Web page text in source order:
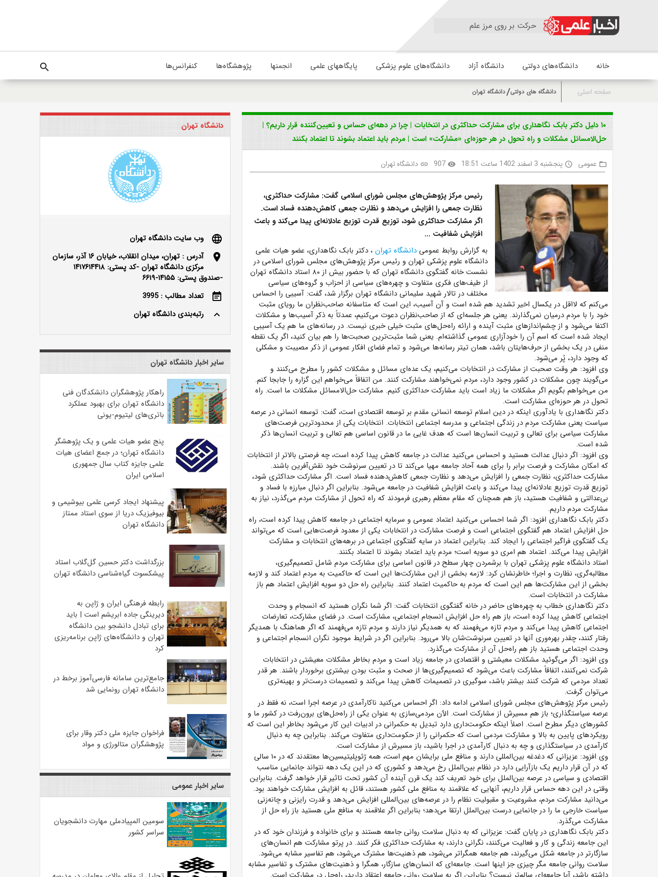
حرکت بر روی مرز علم
خانه دانشگاه‌های دولتی دانشگاه آزاد دانشگاه‌های علوم پزشکی پایگاههای علمی انجمنها پژوهشگاه‌ها کنفرانس‌ها search
صفحه اصلی دانشگاه های دولتی دانشگاه تهران
۱۰ دلیل دکتر بابک نگاهداری برای مشارکت حداکثری در انتخابات | چرا در دهه‌ای حساس و تعیین‌کننده قرار داریم؟ |
حل‌الامسائل مشکلات و راه تحول در هر حوزه‌ای «مشارکت» است | مردم باید اعتماد بشوند تا اعتماد بکنند
folder_open عمومی access_time پنجشنبه 3 اسفند 1402 ساعت 18:51 visibility
907
link دانشگاه تهران
رئیس مرکز پژوهش‌های مجلس شورای اسلامی گفت: مشارکت حداکثری،
نظارت جمعی را افزایش می‌دهد و نظارت جمعی کاهش‌دهنده فساد است.
اگر مشارکت حداکثری شود، توزیع قدرت توزیع عادلانه‌ای پیدا می‌کند و باعث
افزایش شفافیت ...
به گزارش روابط عمومی دانشگاه تهران ، دکتر بابک نگاهداری، عضو هیات علمی
دانشگاه علوم پزشکی تهران و رئیس مرکز پژوهش‌های مجلس شورای اسلامی در
نشست خانه گفتگوی دانشگاه تهران که با حضور بیش از ۸۰ استاد دانشگاه تهران
از طیف‌های فکری متفاوت و چهره‌های سیاسی از احزاب و گروه‌های سیاسی
مختلف در تالار شهید سلیمانی دانشگاه تهران برگزار شد، گفت: آسیبی را احساس
می‌کنم که لااقل در یکسال اخیر تشدید هم شده است و آن آسیب، این است که متاسفانه صاحب‌نظران ما رویای مثبت
خود را با مردم درمیان نمی‌گذارند. یعنی هر جلسه‌ای که از صاحب‌نظران دعوت می‌کنیم، عمدتاً به ذکر آسیب‌ها و مشکلات
اکتفا می‌شود و از چشم‌اندازهای مثبت آینده و ارائه راه‌حل‌های مثبت خیلی خبری نیست. در رسانه‌های ما هم یک آسیبی
ایجاد شده است که اسم آن را خودآزاری عمومی گذاشته‌ام. یعنی شما مثبت‌ترین صحبت‌‌ها را هم بیان کنید، اگر یک نقطه
منفی در یک بخشی از حرف‌هایتان باشد، همان تیتر رسانه‌ها می‌شود و تمام فضای افکار عمومی از ذکر مصیبت و مشکلی
که وجود دارد، پُر می‌شود.
وی افزود: هر وقت صحبت از مشارکت در انتخابات می‌کنیم، یک عده‌ای مسائل و مشکلات کشور را مطرح می‌کنند و
می‌گویند چون مشکلات در کشور وجود دارد، مردم نمی‌خواهند مشارکت کنند. من اتفاقاً می‌خواهم این گزاره را جابجا کنم.
من می‌خواهم بگویم اگر مشکلات ما زیاد است باید مشارکت حداکثری کنیم. مشارکت حل‌الامسائل مشکلات ما است. راه
تحول در هر حوزه‌ای مشارکت است.
دکتر نگاهداری با یادآوری اینکه در دین اسلام توسعه انسانی مقدم بر توسعه اقتصادی است، گفت: توسعه انسانی در عرصه
سیاست یعنی مشارکت مردم در زندگی اجتماعی و مدرسه اجتماعی انتخابات. انتخابات یکی از محدودترین فرصت‌های
مشارکت سیاسی برای تعالی و تربیت انسان‌ها است که هدف غایی ما در قانون اساسی هم تعالی و تربیت انسان‌ها ذکر
شده است.
وی افزود: اگر دنبال عدالت هستید و احساس می‌کنید عدالت در جامعه کاهش پیدا کرده است، چه فرصتی بالاتر از انتخابات
که امکان مشارکت و فرصت برابر را برای همه آحاد جامعه مهیا می‌کند تا در تعیین سرنوشت خود نقش‌آفرین باشند.
مشارکت حداکثری، نظارت جمعی را افزایش می‌دهد و نظارت جمعی کاهش‌دهنده فساد است. اگر مشارکت حداکثری شود،
توزیع قدرت توزیع عادلانه‌ای پیدا می‌کند و باعث افزایش شفافیت در جامعه می‌شود. بنابراین اگر دنبال مبارزه با فساد و
بی‌عدالتی و شفافیت هستید، باز هم همچنان که مقام معظم رهبری فرمودند که راه تحول از مشارکت مردم می‌گذرد، نیاز به
مشارکت مردم داریم.
دکتر بابک نگاهداری افزود: اگر شما احساس می‌کنید اعتماد عمومی و سرمایه اجتماعی در جامعه کاهش پیدا کرده است، راه
حل افزایش اعتماد هم گفتگوی اجتماعی است و فرصت مشارکت در انتخابات یکی از معدود فرصت‌هایی است که می‌تواند
یک گفتگوی فراگیر اجتماعی را ایجاد کند. بنابراین اعتماد در سایه گفتگوی اجتماعی در برهه‌های انتخابات و مشارکت
افزایش پیدا می‌کند. اعتماد هم امری دو سویه است؛ مردم باید اعتماد بشوند تا اعتماد بکنند.
استاد دانشگاه علوم پزشکی تهران با برشمردن چهار سطح در قانون اساسی برای مشارکت مردم شامل تصمیم‌گیری،
مطالبه‌گری، نظارت و اجرا؛ خاطرنشان کرد: لازمه بخشی از این مشارکت‌ها این است که حاکمیت به مردم اعتماد کند و لازمه
بخشی از این مشارکت‌ها هم این است که مردم به حاکمیت اعتماد کنند. بنابراین راه حل دو سویه افزایش اعتماد هم باز
مشارکت در انتخابات است.
دکتر نگاهداری خطاب به چهره‌های حاضر در خانه گفتگوی انتخابات گفت: اگر شما نگران هستید که انسجام و وحدت
اجتماعی کاهش پیدا کرده است، باز هم راه حل افزایش انسجام اجتماعی، مشارکت است. در فضای مشارکت، تعارضات
اجتماعی کاهش پیدا می‌کند و مردم تازه می‌فهمند که به همدیگر نیاز دارند و مردم تازه می‌فهمند که اگر هماهنگ با همدیگر
رفتار کنند، چقدر بهره‌وری آنها در تعیین سرنوشت‌شان بالا می‌رود. بنابراین اگر در شرایط موجود نگران انسجام اجتماعی و
وحدت اجتماعی هستید باز هم راه‌حل آن از مشارکت می‌گذرد.
وی افزود: اگر می‌گوئید مشکلات معیشتی و اقتصادی در جامعه زیاد است و مردم بخاطر مشکلات معیشتی در انتخابات
شرکت نمی‌کنند، اتفاقاً مشارکت باعث می‌شود که تصمیم‌گیری‌ها از صحت و مثبت بودن بیشتری برخوردار باشند. هر قدر
تعداد مردمی که شرکت کنند بیشتر باشد، سوگیری در تصمیمات کاهش پیدا می‌کند و تصمیمات درست‌تر و بهینه‌تری
می‌توان گرفت.
رئیس مرکز پژوهش‌های مجلس شورای اسلامی ادامه داد: اگر احساس می‌کنید ناکارآمدی در عرصه اجرا است، نه فقط در
عرصه سیاستگذاری؛ باز هم مسیرش از مشارکت است. الآن مردمی‌سازی به عنوان یکی از راه‌حل‌های برون‌رفت در کشور ما و
کشورهای دیگر مطرح است. اصلاً اینکه حکومت‌داری دارد تبدیل به حکمرانی در ادبیات این کار می‌شود بخاطر این است که
رویکردهای پایین به بالا و مشارکت مردمی است که حکمرانی را از حکومت‌داری متفاوت می‌کند. بنابراین چه به دنبال
کارآمدی در سیاستگذاری و چه به دنبال کارآمدی در اجرا باشید، باز مسیرش از مشارکت است.
وی افزود: عزیزانی که دغدغه بین‌المللی دارند و منافع ملی برایشان مهم است، همه ژئوپلیتیسین‌ها معتقدند که در ۱۰ سالی
که در آن قرار داریم یک بازآرایی دارد در نظام بین‌الملل رخ می‌دهد و کشوری که در این یک دهه نتواند جانمایی مناسب
اقتصادی و سیاسی در عرصه بین‌الملل برای خود تعریف کند یک قرن آینده آن کشور تحت تاثیر قرار خواهد گرفت. بنابراین
وقتی در این دهه حساس قرار داریم، آنهایی که علاقمند به منافع ملی کشور هستند، قائل به افزایش مشارکت خواهند بود.
می‌دانید مشارکت مردم، مشروعیت و مقبولیت نظام را در عرصه‌های بین‌المللی افزایش می‌دهد و قدرت رایزنی و چانه‌زنی
سیاست خارجی ما را در جانمایی درست بین‌الملل ارتقا می‌دهد؛ بنابراین اگر علاقمند به منافع ملی هستید باز راه حل از
مشارکت می‌گذرد.
دکتر بابک نگاهداری در پایان گفت: عزیزانی که به دنبال سلامت روانی جامعه هستند و برای خانواده و فرزندان خود که در
این جامعه زندگی و کار و فعالیت می‌کنند، نگرانی دارند، به مشارکت حداکثری فکر کنند. در پرتو مشارکت هم انسان‌های
سازگارتر در جامعه شکل می‌گیرند، هم جامعه همگراتر می‌شود، هم ذهنیت‌ها مشترک می‌شود، هم تفاسیر مشابه می‌شود.
سلامت روانی جامعه مگر چیزی جز اینها است. جامعه‌ای که انسان‌های سازگار، همگرا و ذهنیت‌های مشترک و تفاسیر مشابه
دانشگاه تهران
language
وب سایت دانشگاه تهران
location_on
آدرس : تهران، میدان انقلاب، خیابان ۱۶ آذر، سازمان
مرکزی دانشگاه تهران -کد پستی: ۱۴۱۷۶۱۴۴۱۸
-صندوق پستی: ۱۴۱۵۵-۶۶۱۹
event_note
تعداد مطالب : 3995
keyboard_arrow_up
رتبه‌بندی دانشگاه تهران
سایر اخبار دانشگاه تهران
راهکار پژوهشگران دانشکدگان فنی
دانشگاه تهران برای بهبود عملکرد
باتری‌های لیتیوم-یونی
پنج عضو هیات علمی و یک پژوهشگر
دانشگاه تهران؛ در جمع اعضای هیات
علمی جایزه کتاب سال جمهوری
اسلامی ایران
پیشنهاد ایجاد کرسی علمی بیوشیمی و
بیوفیزیک دریا از سوی استاد ممتاز
دانشگاه تهران
بزرگداشت دکتر حسین گل‌گلاب استاد
پیشکسوت گیاه‌شناسی دانشگاه تهران
رابطه فرهنگی ایران و ژاپن به
دیرینگی جاده ابریشم است | باید
برای تبادل دانشجو بین دانشگاه
تهران و دانشگاه‌های ژاپن برنامه‌ریزی
کرد
جامع‌ترین سامانه فارسی‌آموز برخط در
دانشگاه تهران رونمایی شد
فراخوان جایزه ملی دکتر وقار برای
پژوهشگران متالورژی و مواد
سایر اخبار عمومی
سومین المپیادملی مهارت دانشجویان
سراسر کشور